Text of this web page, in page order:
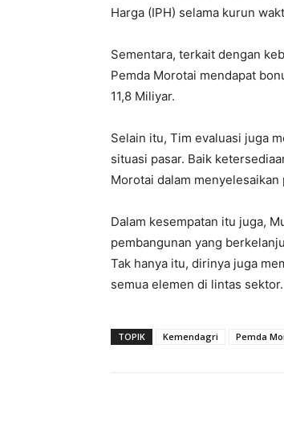
Harga (IPH) selama kurun
Sementara, terkait dengan
Pemda Morotai mendapat
11,8 Miliyar.
Selain itu, Tim evaluasi juga
situasi pasar. Baik
Morotai dalam
Dalam kesempatan itu juga,
pembangunan yang
Tak hanya itu, dirinya juga
semua elemen di lintas
TOPIK Kemendagri Pemda